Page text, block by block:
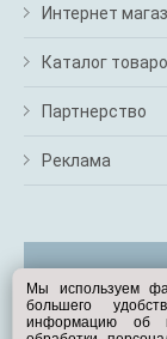
Интернет
Каталог
Партнерство
Реклама
Мы используем
большего
информацию об